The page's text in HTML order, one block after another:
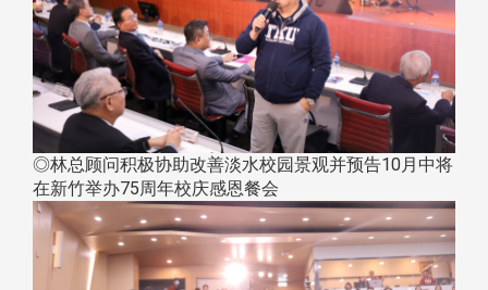
◎林总顾问积极协助改善淡水校园景观并预告10月中将
在新竹举办75周年校庆感恩餐会